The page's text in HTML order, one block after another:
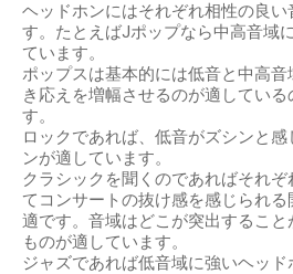
ヘッドホンにはそれぞれ相性の良い
す。たとえばJポップなら中高音域
ています。
ポップスは基本的には低音と中高
き応えを増幅させるのが適してい
す。
ロックであれば、低音がズシンと
ンが適しています。
クラシックを聞くのであればそれ
てコンサートの抜け感を感じられ
適です。音域はどこが突出するこ
ものが適しています。
ジャズであれば低音域に強いヘッド